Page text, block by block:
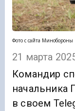
Фото с сайта Минобороны
21 марта
Командир
в своем